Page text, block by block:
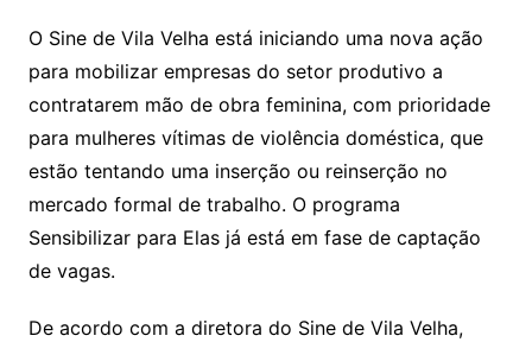
at
s
A
p
p
c
e
b
o
o
k
itt
er
ai
l
O Sine de Vila Velha está iniciando uma nova ação
para mobilizar empresas do setor produtivo a
contratarem mão de obra feminina, com prioridade
para mulheres vítimas de violência doméstica, que
estão tentando uma inserção ou reinserção no
mercado formal de trabalho. O programa
Sensibilizar para Elas já está em fase de captação
de vagas.
De acordo com a diretora do Sine de Vila Velha,